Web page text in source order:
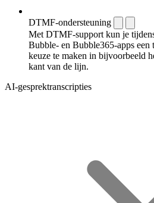
DTMF-ondersteuning
Met DTMF-support kun je
Bubble- en Bubble365-apps een
keuze te maken in bijvoorbeeld
kant van de lijn.
AI-gesprektranscripties